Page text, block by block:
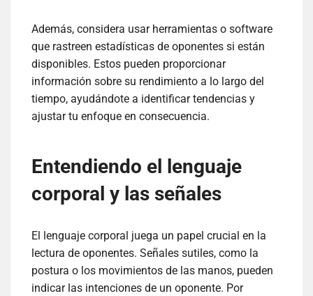
Además, considera usar herramientas o software
que rastreen estadísticas de oponentes si están
disponibles. Estos pueden proporcionar
información sobre su rendimiento a lo largo del
tiempo, ayudándote a identificar tendencias y
ajustar tu enfoque en consecuencia.
Entendiendo el lenguaje
corporal y las señales
El lenguaje corporal juega un papel crucial en la
lectura de oponentes. Señales sutiles, como la
postura o los movimientos de las manos, pueden
indicar las intenciones de un oponente. Por